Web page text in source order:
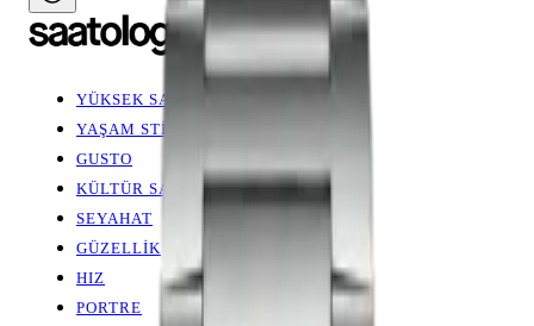
YÜKSEK SAATÇİLİK
YAŞAM STİLİ
GUSTO
KÜLTÜR SANAT
SEYAHAT
GÜZELLİK
HIZ
PORTRE